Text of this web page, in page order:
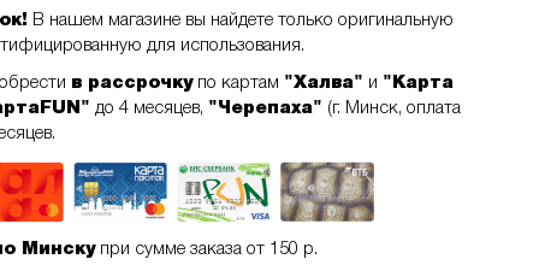
В нашем магазине вы найдете только оригинальную
для использования.
в рассрочкупо картам "Халва" и "Карта
до 4 месяцев, "Черепаха" (г. Минск, оплата
Минскупри сумме заказа от 150 р.